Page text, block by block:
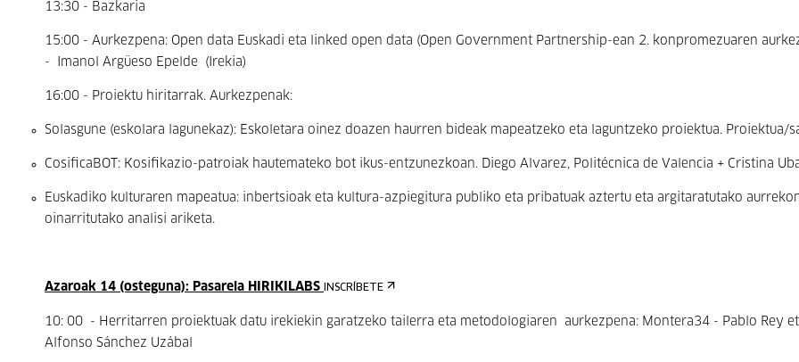
13:30 - Bazkaria
15:00 - Aurkezpena: Open data Euskadi eta linked open data (Open Government Partnership-ean 2. konpromezuaren
-
Imanol Argüeso Epelde (Irekia)
16:00 - Proiektu hiritarrak. Aurkezpenak:
Solasgune (eskolara lagunekaz): Eskoletara oinez doazen haurren bideak mapeatzeko eta laguntzeko proiektua. Proiektua/
CosificaBOT: Kosifikazio-patroiak hautemateko bot ikus-entzunezkoan. Diego Alvarez, Politécnica de Valencia + Cristina
Euskadiko kulturaren mapeatua: inbertsioak eta kultura-azpiegitura publiko eta pribatuak aztertu eta argitaratutako
oinarritutako analisi ariketa.
Azaroak 14 (osteguna): Pasarela HIRIKILABS INSCRÍBETE
10: 00 - Herritarren proiektuak datu irekiekin garatzeko tailerra eta metodologiaren aurkezpena: Montera34 - Pablo Rey
Alfonso Sánchez Uzábal